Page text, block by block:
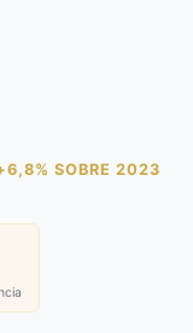
SOBRE 2023